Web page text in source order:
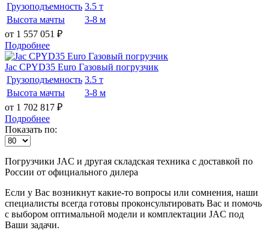
Грузоподъемность 3.5 т
Высота мачты
3-8 м
от 1 557 051 ₽
Подробнее
Jac CPYD35 Euro Газовый погрузчик
Грузоподъемность 3.5 т
Высота мачты
3-8 м
от 1 702 817 ₽
Подробнее
Показать по:
Погрузчики JAC и другая складская техника с доставкой по
России от официального дилера
Если у Вас возникнут какие-то вопросы или сомнения, наши
специалисты всегда готовы проконсультировать Вас и помочь
с выбором оптимальной модели и комплектации JAC под
Ваши задачи.